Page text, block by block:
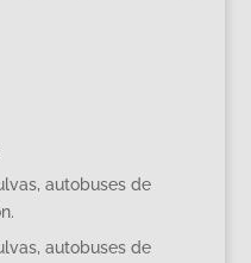
autobuses de
autobuses de